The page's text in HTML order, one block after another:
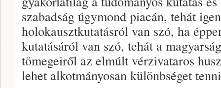
szabadság úgymond piacán, tehát
holokausztkutatásról van szó, ha
kutatásáról van szó, tehát a
tömegeiről az elmúlt vérzivataros
lehet alkotmányosan különbséget